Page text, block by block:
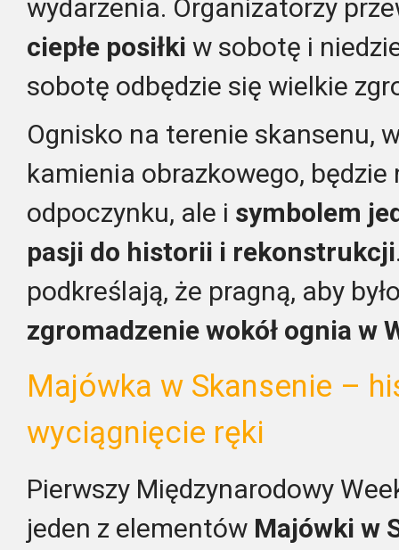
wydarzenia. Organizatorzy
ciepłe posiłki w sobotę i
sobotę odbędzie się wielkie
Ognisko na terenie skansenu,
kamienia obrazkowego,
odpoczynku, ale i symbolem
pasji do historii i rekonstrukcji
podkreślają, że pragną, aby
zgromadzenie wokół ognia w
Majówka w Skansenie –
wyciągnięcie ręki
Pierwszy Międzynarodowy
jeden z elementów Majówki w